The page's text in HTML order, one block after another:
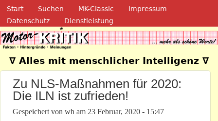
Direkt zum Inhalt
Navigation
Start Suchen MK-Classic
Impressum
Datenschutz
Dienstleistung
Motor-Kritik.de
∇ Alles mit menschlicher Intelligenz ∇
Zu NLS-Maßnahmen für 2020:
Die ILN ist zufrieden!
Gespeichert von wh am 23 Februar, 2020 - 15:47